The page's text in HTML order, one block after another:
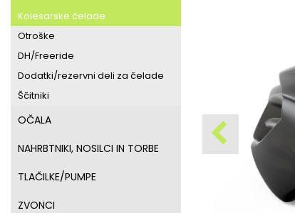
Kolesarske čelade
Otroške
DH/Freeride
Dodatki/rezervni deli za čelade
Ščitniki
OČALA
NAHRBTNIKI, NOSILCI IN TORBE
TLAČILKE/PUMPE
ZVONCI